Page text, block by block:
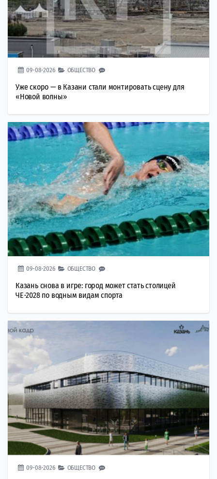
09-08-2026 ОБЩЕСТВО
Уже скоро — в Казани стали монтировать сцену для
«Новой волны»
09-08-2026 ОБЩЕСТВО
Казань снова в игре: город может стать столицей
ЧЕ-2028 по водным видам спорта
09-08-2026 ОБЩЕСТВО